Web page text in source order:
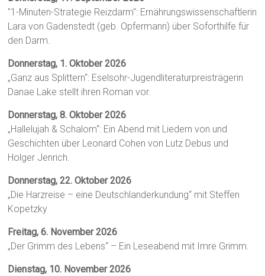
"1-Minuten-Strategie Reizdarm": Ernährungswissenschaftlerin
Lara von Gadenstedt (geb. Opfermann) über Soforthilfe für
den Darm.
Donnerstag, 1. Oktober 2026
„Ganz aus Splittern“: Eselsohr-Jugendliteraturpreisträgerin
Danae Lake stellt ihren Roman vor.
Donnerstag, 8. Oktober 2026
„Hallelujah & Schalom“: Ein Abend mit Liedern von und
Geschichten über Leonard Cohen von Lutz Debus und
Holger Jenrich.
Donnerstag, 22. Oktober 2026
„Die Harzreise – eine Deutschlanderkundung“ mit Steffen
Kopetzky
Freitag, 6. November 2026
„Der Grimm des Lebens“ – Ein Leseabend mit Imre Grimm.
Dienstag, 10. November 2026